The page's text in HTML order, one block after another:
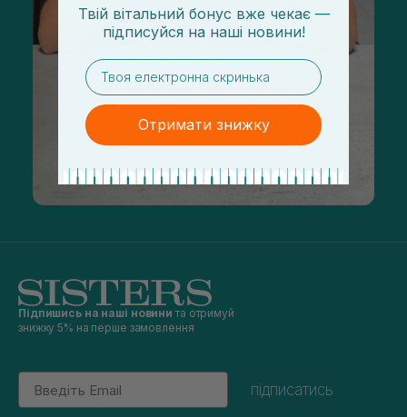
Підпишись на наші новини та отримуй
знижку 5% на перше замовлення
Email
підписатись
Твій вітальний бонус вже чекає —
підписуйся на наші новини!
email
Отримати знижку